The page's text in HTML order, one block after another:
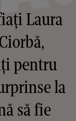
Laura
pentru
la
să fie